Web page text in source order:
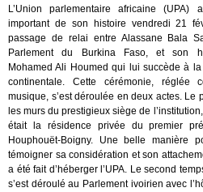
L’Union parlementaire africaine
important de son histoire vendredi 21
passage de relai entre Alassane Bala
Parlement du Burkina Faso, et son
Mohamed Ali Houmed qui lui succède à la
continentale. Cette cérémonie, réglée
musique, s’est déroulée en deux actes. Le
les murs du prestigieux siège de
était la résidence privée du premier
Houphouët-Boigny. Une belle manière
témoigner sa considération et son
a été fait d’héberger l’UPA. Le second
s’est déroulé au Parlement ivoirien avec